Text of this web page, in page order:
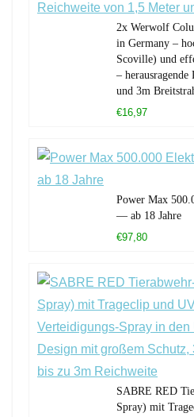
2x Werwolf
in Germany –
Scoville) und
–
und 3m
€16,97
Power Max
— ab 18 Jahre
€97,80
SABRE RED
Spray) mit